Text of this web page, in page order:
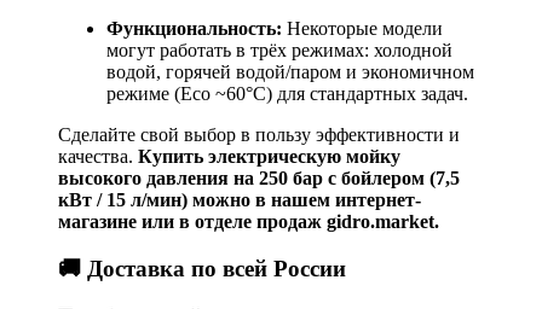
Функциональность: Некоторые модели
могут работать в трёх режимах: холодной
водой, горячей водой/паром и экономичном
режиме (Eco ~60°C) для стандартных задач.
Сделайте свой выбор в пользу эффективности и
качества. Купить электрическую мойку
высокого давления на 250 бар с бойлером (7,5
кВт / 15 л/мин) можно в нашем интернет-
магазине или в отделе продаж gidro.market.
🚚 Доставка по всей России